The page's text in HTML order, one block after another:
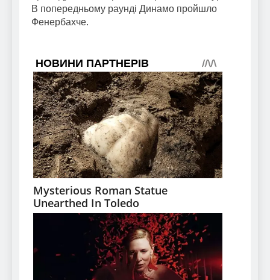
В попередньому раунді Динамо пройшло
Фенербахче.